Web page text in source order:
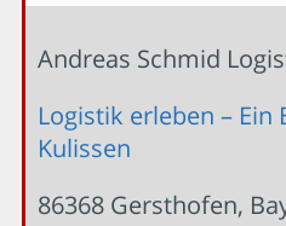
Andreas Schmid
Logistik erleben –
Kulissen
86368 Gersthofen,